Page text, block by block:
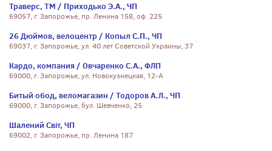
Траверс, ТМ / Приходько Э.А., ЧП
69057, г. Запорожье, пр. Ленина 158, оф. 225
26 Дюймов, велоцентр / Копыл С.П., ЧП
69037, г. Запорожье, ул. 40 лет Советской Украины, 37
Кардо, компания / Овчаренко С.А., ФЛП
69000, г. Запорожье, ул. Новокузнецкая, 12-А
Битый обод, веломагазин / Тодоров А.Л., ЧП
69000, г. Запорожье, бул. Шевченко, 25
Шалений Свiт, ЧП
69002, г. Запорожье, пр. Ленина 187